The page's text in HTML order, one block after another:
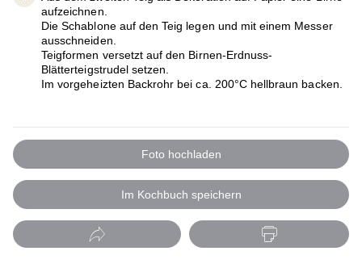
aufzeichnen.
Die Schablone auf den Teig legen und mit einem Messer
ausschneiden.
Teigformen versetzt auf den Birnen-Erdnuss-
Blätterteigstrudel setzen.
Im vorgeheizten Backrohr bei ca. 200°C hellbraun backen.
Foto hochladen
Im Kochbuch speichern